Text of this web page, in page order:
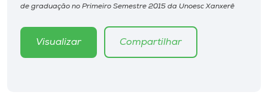
de graduação no Primeiro Semestre 2015 da Unoesc Xanxerê
Visualizar Compartilhar